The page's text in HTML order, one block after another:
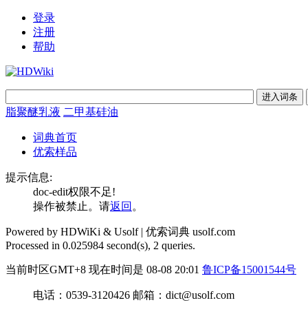
登录
注册
帮助
脂聚醚乳液 二甲基硅油
词典首页
优索样品
提示信息:
doc-edit权限不足!
操作被禁止。请返回 。
Powered by HDWiKi & Usolf | 优索词典 usolf.com
Processed in 0.025984 second(s), 2 queries.
当前时区GMT+8 现在时间是 08-08 20:01 鲁ICP备15001544号
电话：0539-3120426 邮箱：dict@usolf.com